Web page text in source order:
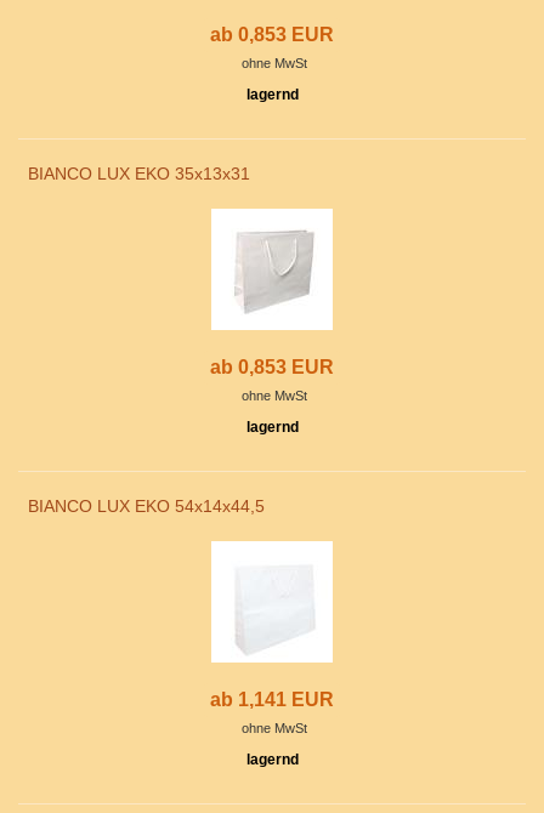
ab 0,853 EUR
ohne MwSt
lagernd
BIANCO LUX EKO 35x13x31
ab 0,853 EUR
ohne MwSt
lagernd
BIANCO LUX EKO 54x14x44,5
ab 1,141 EUR
ohne MwSt
lagernd